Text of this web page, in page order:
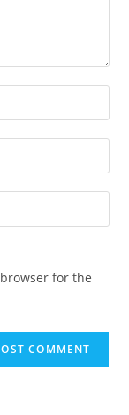
for the